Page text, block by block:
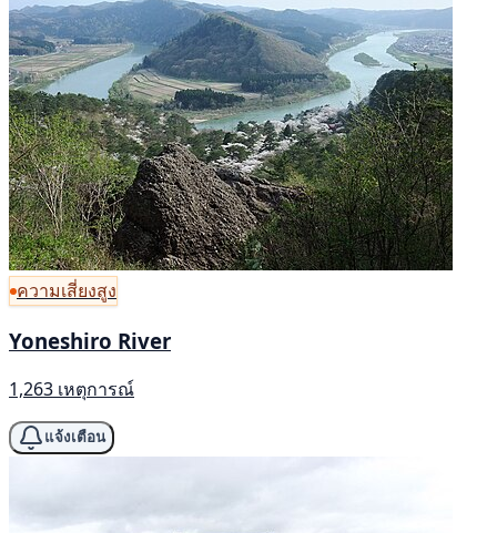
ความเสี่ยงสูง
Yoneshiro River
1,263 เหตุการณ์
แจ้งเตือน